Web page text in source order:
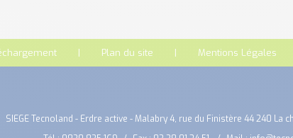
Plan du site Mentions Légales
SIEGE Tecnoland - Erdre active - Malabry 4, rue du Finistère 44 240 La